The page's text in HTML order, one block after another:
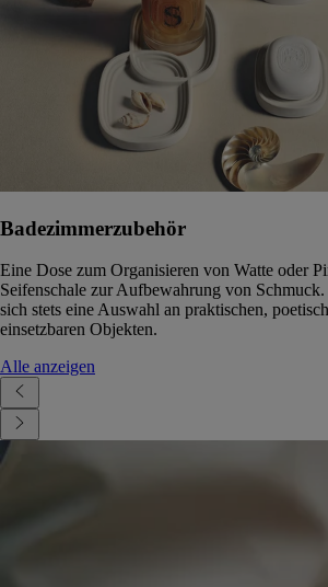
Badezimmerzubehör
Eine Dose zum Organisieren von Watte oder
Seifenschale zur Aufbewahrung von
sich stets eine Auswahl an praktischen,
einsetzbaren Objekten.
Alle anzeigen